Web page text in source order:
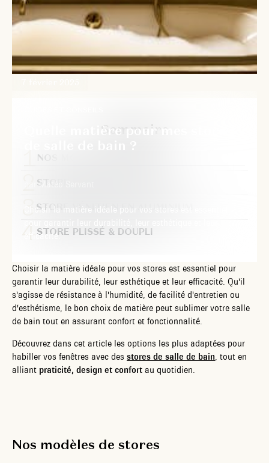
Quelle matière pour mes stores
par Matéo Servant
Choisir la matière idéale pour vos stores est essentiel
efficacité.
Sommaire
NOS MODÈLES DE STORES
STORE VÉNITIEN EN BOIS
STORE VÉNITIEN EN ALUMINIUM
STORE PLISSÉ & DOUPLI
Choisir la matière idéale pour vos stores est essentiel pour
garantir leur durabilité, leur esthétique et leur efficacité. Qu'il
s'agisse de résistance à l'humidité, de facilité d'entretien ou
d'esthétisme, le bon choix de matière peut sublimer votre salle
de bain tout en assurant confort et fonctionnalité.
Découvrez dans cet article les options les plus adaptées pour
habiller vos fenêtres avec des stores de salle de bain, tout en
alliant praticité, design et confort au quotidien.
Nos modèles de stores